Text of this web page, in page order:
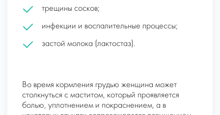
трещины сосков;
инфекции и воспалительные процессы;
застой молока (лактостаз).
Во время кормления грудью женщина может
столкнуться с маститом, который проявляется
болью, уплотнением и покраснением, а в